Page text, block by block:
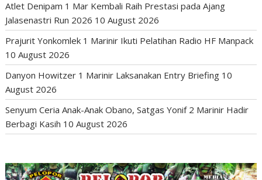
Atlet Denipam 1 Mar Kembali Raih Prestasi pada Ajang
Jalasenastri Run 2026 10 August 2026
Prajurit Yonkomlek 1 Marinir Ikuti Pelatihan Radio HF Manpack
10 August 2026
Danyon Howitzer 1 Marinir Laksanakan Entry Briefing 10
August 2026
Senyum Ceria Anak-Anak Obano, Satgas Yonif 2 Marinir Hadir
Berbagi Kasih 10 August 2026